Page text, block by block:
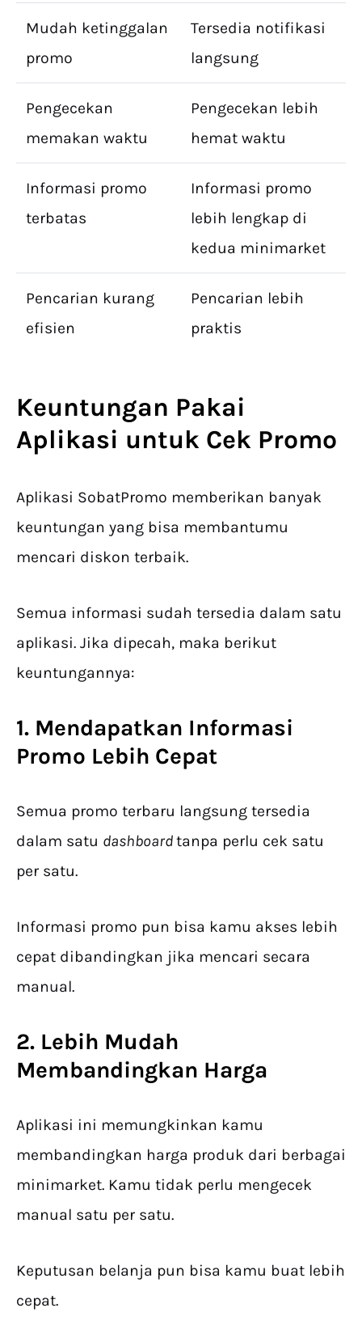
Mudah ketinggalan
promo
Tersedia notifikasi
langsung
Pengecekan
memakan waktu
Pengecekan lebih
hemat waktu
Informasi promo
terbatas
Informasi promo
lebih lengkap di
kedua minimarket
Pencarian kurang
efisien
Pencarian lebih
praktis
Keuntungan Pakai
Aplikasi untuk Cek Promo
Aplikasi SobatPromo memberikan banyak
keuntungan yang bisa membantumu
mencari diskon terbaik.
Semua informasi sudah tersedia dalam satu
aplikasi. Jika dipecah, maka berikut
keuntungannya:
1. Mendapatkan Informasi
Promo Lebih Cepat
Semua promo terbaru langsung tersedia
dalam satu dashboardtanpa perlu cek satu
per satu.
Informasi promo pun bisa kamu akses lebih
cepat dibandingkan jika mencari secara
manual.
2. Lebih Mudah
Membandingkan Harga
Aplikasi ini memungkinkan kamu
membandingkan harga produk dari berbagai
minimarket. Kamu tidak perlu mengecek
manual satu per satu.
Keputusan belanja pun bisa kamu buat lebih
cepat.